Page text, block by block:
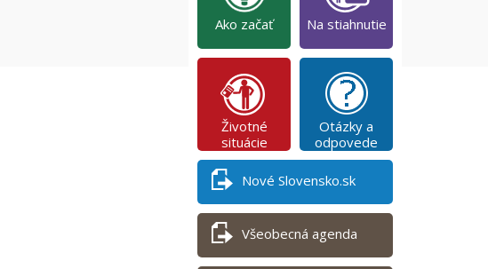
Ako začať Na stiahnutie
Životné
situácie
Otázky a
odpovede
Nové Slovensko.sk
Všeobecná agenda